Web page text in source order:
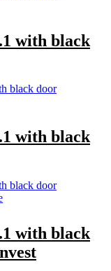
with black
with black
with black